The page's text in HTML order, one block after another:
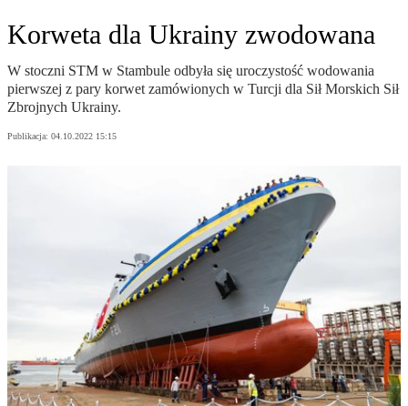
Korweta dla Ukrainy zwodowana
W stoczni STM w Stambule odbyła się uroczystość wodowania
pierwszej z pary korwet zamówionych w Turcji dla Sił Morskich Sił
Zbrojnych Ukrainy.
Publikacja: 04.10.2022 15:15